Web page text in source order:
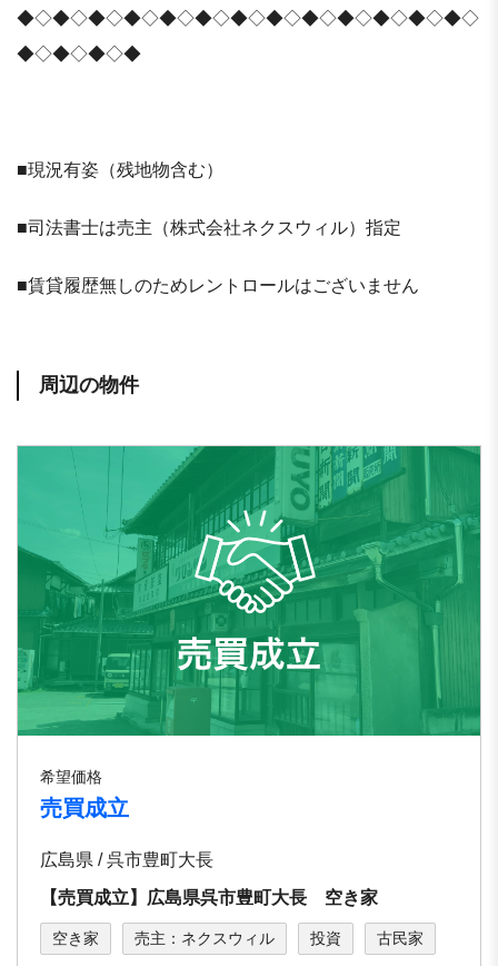
◆◇◆◇◆◇◆◇◆◇◆◇◆◇◆◇◆◇◆◇◆◇◆◇◆◇
◆◇◆◇◆◇◆
■現況有姿（残地物含む）
■司法書士は売主（株式会社ネクスウィル）指定
■賃貸履歴無しのためレントロールはございません
周辺の物件
希望価格
売買成立
広島県 / 呉市豊町大長
【売買成立】広島県呉市豊町大長 空き家
空き家 売主：ネクスウィル 投資 古民家